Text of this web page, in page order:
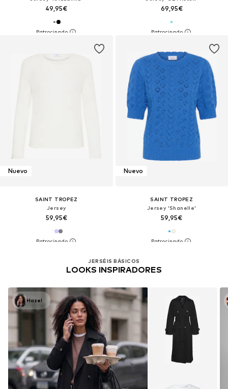
49,95€ 69,95€
Nuevo
SAINT TROPEZ
Jersey
59,95€
JERSÉIS BÁSICOS
LOOKS INSPIRADORES
Hazel
Nuevo
SAINT TROPEZ
Jersey 'Shanelle'
59,95€